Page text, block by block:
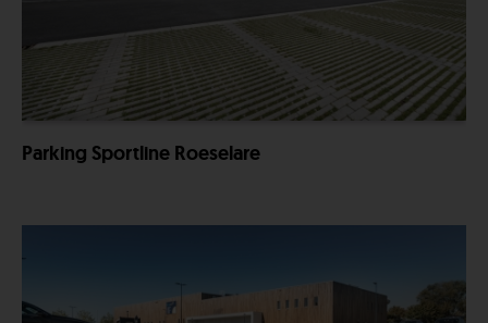
Parking Sportline Roeselare